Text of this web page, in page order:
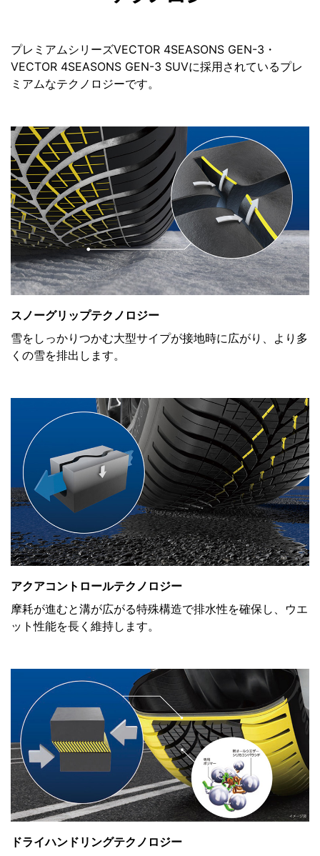
プレミアムシリーズVECTOR 4SEASONS GEN-3・
VECTOR 4SEASONS GEN-3 SUVに採用されているプレ
ミアムなテクノロジーです。
スノーグリップテクノロジー
雪をしっかりつかむ大型サイプが接地時に広がり、より多
くの雪を排出します。
アクアコントロールテクノロジー
摩耗が進むと溝が広がる特殊構造で排水性を確保し、ウエ
ット性能を長く維持します。
ドライハンドリングテクノロジー